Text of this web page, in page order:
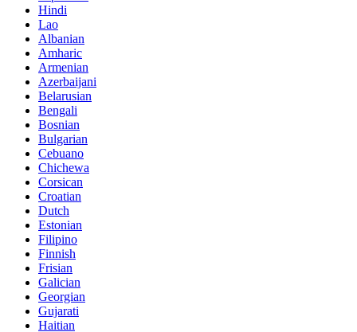
Hindi
Lao
Albanian
Amharic
Armenian
Azerbaijani
Belarusian
Bengali
Bosnian
Bulgarian
Cebuano
Chichewa
Corsican
Croatian
Dutch
Estonian
Filipino
Finnish
Frisian
Galician
Georgian
Gujarati
Haitian